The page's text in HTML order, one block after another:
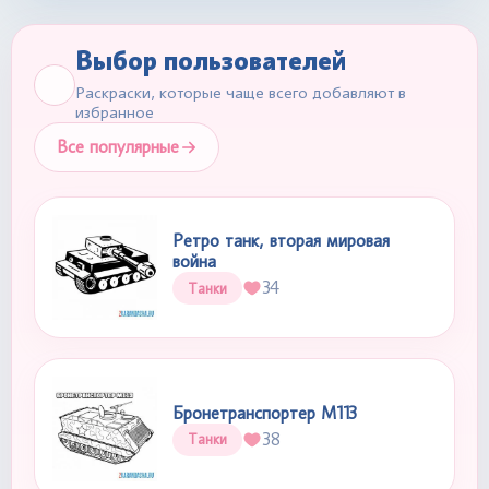
Выбор пользователей
Раскраски, которые чаще всего добавляют в
избранное
Все популярные
Ретро танк, вторая мировая
война
Танки 34
Бронетранспортер М113
Танки 38